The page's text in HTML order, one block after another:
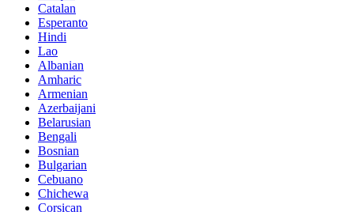
Catalan
Esperanto
Hindi
Lao
Albanian
Amharic
Armenian
Azerbaijani
Belarusian
Bengali
Bosnian
Bulgarian
Cebuano
Chichewa
Corsican